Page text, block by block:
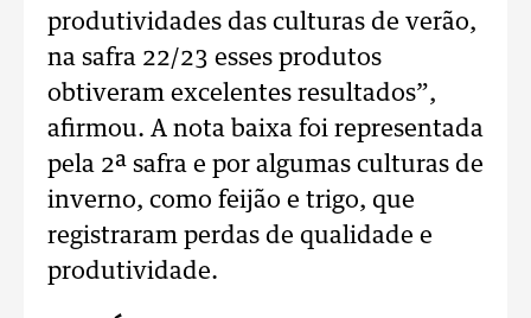
produtividades das culturas de verão,
na safra 22/23 esses produtos
obtiveram excelentes resultados”,
afirmou. A nota baixa foi representada
pela 2ª safra e por algumas culturas de
inverno, como feijão e trigo, que
registraram perdas de qualidade e
produtividade.